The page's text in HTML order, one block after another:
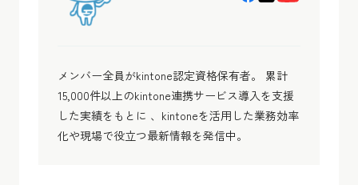
メンバー全員がkintone認定資格保有者。 累計
15,000件以上のkintone連携サービス導入を支援
した実績をもとに 、kintoneを活用した業務効率
化や現場で役立つ最新情報を発信中。